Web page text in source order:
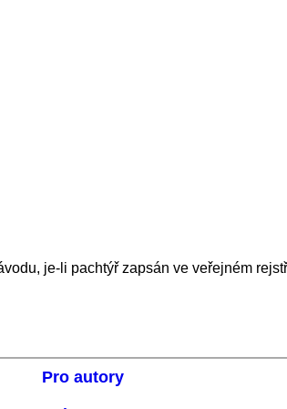
je-li pachtýř zapsán ve veřejném
Pro autory